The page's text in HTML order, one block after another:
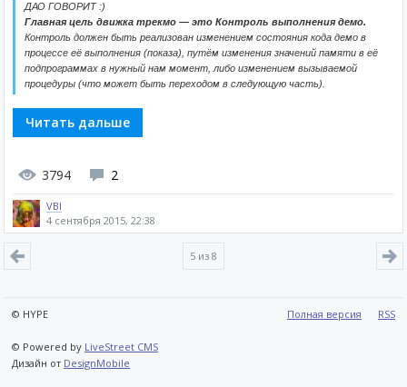
ДАО ГОВОРИТ :)
Главная цель движка трекмо — это Контроль выполнения демо.
Контроль должен быть реализован изменением состояния кода демо в
процессе её выполнения (показа), путём изменения значений памяти в её
подпрограммах в нужный нам момент, либо изменением вызываемой
процедуры (что может быть переходом в следующую часть).
Читать дальше
3794 2
VBI
4 сентября 2015, 22:38
5 из 8
Полная версия RSS
© HYPE
© Powered by LiveStreet CMS
Дизайн от DesignMobile